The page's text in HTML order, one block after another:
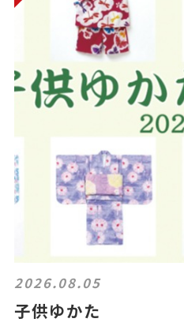
2026.08.05
子供ゆかた